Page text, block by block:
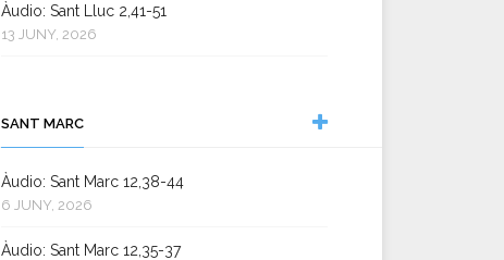
Àudio: Sant Lluc 2,41-51
13 JUNY, 2026
SANT MARC
Àudio: Sant Marc 12,38-44
6 JUNY, 2026
Àudio: Sant Marc 12,35-37